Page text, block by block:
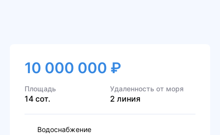
10 000 000 ₽
Площадь
14 сот.
Удаленность от моря
2 линия
Водоснабжение